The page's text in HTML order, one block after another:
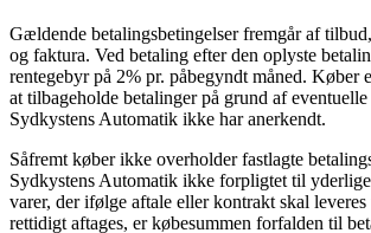
Gældende betalingsbetingelser fremgår af
og faktura. Ved betaling efter den oplyste
rentegebyr på 2% pr. påbegyndt måned. Køber
at tilbageholde betalinger på grund af
Sydkystens Automatik ikke har anerkendt.
Såfremt køber ikke overholder fastlagte
Sydkystens Automatik ikke forpligtet til
varer, der ifølge aftale eller kontrakt skal
rettidigt aftages, er købesummen forfalden til